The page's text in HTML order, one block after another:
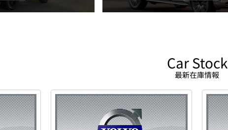
Car Stock
最新在庫情報